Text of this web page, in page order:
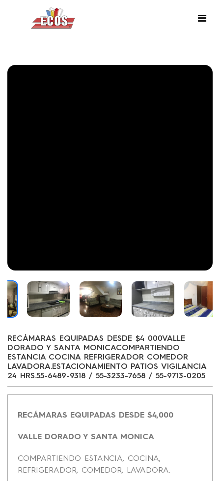
RECÁMARAS EQUIPADAS DESDE $4 000VALLE
DORADO Y SANTA MONICACOMPARTIENDO
ESTANCIA COCINA REFRIGERADOR COMEDOR
LAVADORA.ESTACIONAMIENTO PATIOS VIGILANCIA
24 HRS.55-6489-9318 / 55-3233-7658 / 55-9713-0205
RECÁMARAS EQUIPADAS DESDE $4,000
VALLE DORADO Y SANTA MONICA
COMPARTIENDO ESTANCIA, COCINA,
REFRIGERADOR, COMEDOR, LAVADORA.